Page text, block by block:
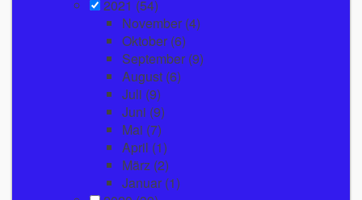
2021 (54)
November (4)
Oktober (6)
September (9)
August (6)
Juli (9)
Juni (9)
Mai (7)
April (1)
März (2)
Januar (1)